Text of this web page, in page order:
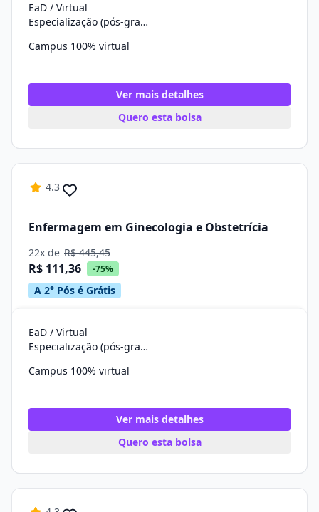
EaD / Virtual
Especialização (pós-graduação)
Campus 100% virtual
Ver mais detalhes
Quero esta bolsa
4.3
Enfermagem em Ginecologia e Obstetrícia
22x de R$ 445,45
R$ 111,36 -75%
A 2° Pós é Grátis
EaD / Virtual
Especialização (pós-graduação)
Campus 100% virtual
Ver mais detalhes
Quero esta bolsa